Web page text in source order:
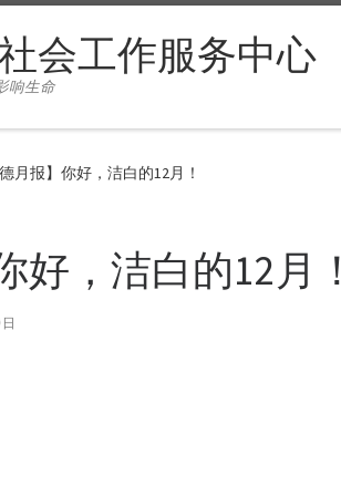
会工作服务中心
响生命
德月报】你好，洁白的12月！
好，洁白的12月！